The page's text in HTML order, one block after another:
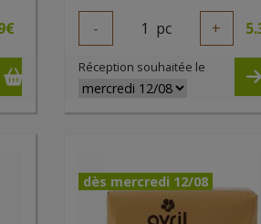
€ - 1 pc +
Réception souhaitée le
dès mercredi 12/08